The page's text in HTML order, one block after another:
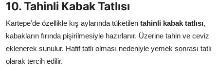
10. Tahinli Kabak Tatlısı
Kartepe’de özellikle kış aylarında tüketilen tahinli kabak tatlısı,
kabakların fırında pişirilmesiyle hazırlanır. Üzerine tahin ve ceviz
eklenerek sunulur. Hafif tatlı olması nedeniyle yemek sonrası tatlı
olarak tercih edilir.